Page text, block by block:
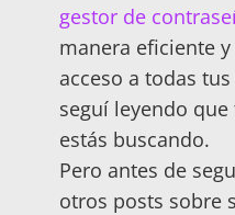
gestor de
manera eficiente
acceso a todas
seguí leyendo
estás buscando.
Pero antes de
otros posts sobre